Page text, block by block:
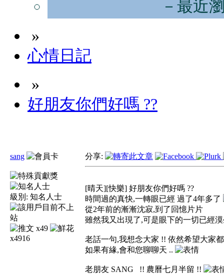
－最近
»
心情日記
»
好朋友你們好嗎 ??
sang
級別: 知名人士
x49
x4916
分享:
[晴天][快樂] 好朋友你們好嗎 ??
時間過的真快,一轉眼已經 過了4年多了
從2年前的漸漸沈寂,到了回憶片片
雖然我又出現了,可是眼下的一切已經
老話一句,我想念大家 !! 依然希望大家
如果有緣,會和您聊聊天 ..
老朋友 SANG !! 農曆七月半留 !!